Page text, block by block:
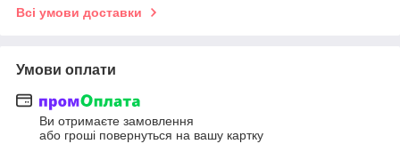
Всі умови доставки
Умови оплати
Ви отримаєте замовлення
або гроші повернуться на вашу картку